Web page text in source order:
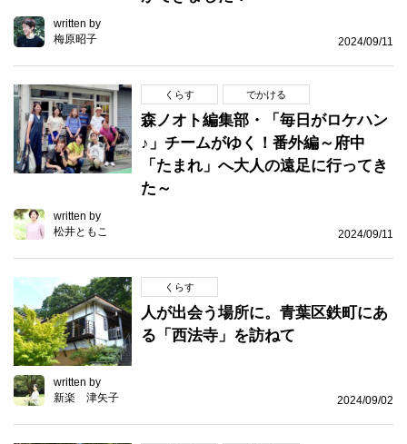
written by
梅原昭子
2024/09/11
くらす でかける
森ノオト編集部・「毎日がロケハン
♪」チームがゆく！番外編～府中
「たまれ」へ大人の遠足に行ってき
た～
written by
松井ともこ
2024/09/11
くらす
人が出会う場所に。青葉区鉄町にあ
る「西法寺」を訪ねて
written by
新楽 津矢子
2024/09/02